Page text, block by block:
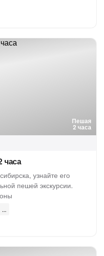
Пешая
2 часа
часа
узнайте его
пешей экскурсии.